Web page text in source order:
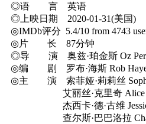
◎语 言 英语
◎上映日期 2020-01-31(美国)
◎IMDb评分 5.4/10 from 4743
◎片 长 87分钟
◎导 演 奥兹·珀金斯 Oz
◎编 剧 罗布·海斯 Rob
◎主 演 索菲娅·莉莉丝
艾丽丝·克里奇 Alice
杰西卡·德·古维 Jessica
查尔斯·巴巴洛拉